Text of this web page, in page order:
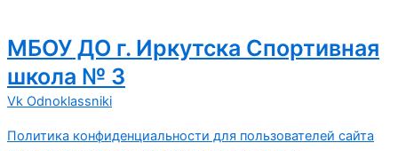
МБОУ ДО г. Иркутска Спортивная
школа № 3
Vk Odnoklassniki
Политика конфиденциальности для пользователей сайта